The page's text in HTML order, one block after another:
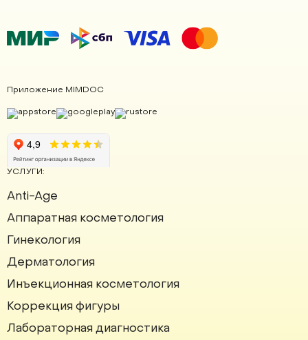
Приложение MIMDOC
УСЛУГИ:
Anti-Age
Аппаратная косметология
Гинекология
Дерматология
Инъекционная косметология
Коррекция фигуры
Лабораторная диагностика